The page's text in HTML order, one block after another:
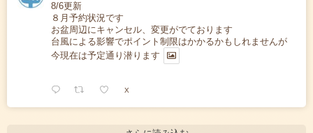
8/6更新
８月予約状況です
お盆周辺にキャンセル、変更がでております
台風による影響でポイント制限はかかるかもしれませんが
今現在は予定通り潜ります
X